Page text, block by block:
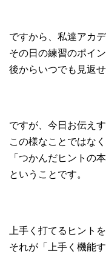
ですから、私達アカ
その日の練習のポイ
後からいつでも見返
ですが、今日お伝えす
この様なことではなく
「つかんだヒントの
ということです。
上手く打てるヒント
それが「上手く機能